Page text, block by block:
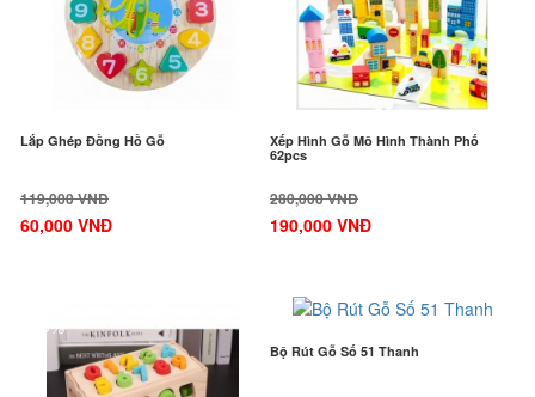
Lắp Ghép Đồng Hồ Gỗ
119,000 VNĐ
60,000 VNĐ
Xếp Hình Gỗ Mô Hình Thành Phố
62pcs
280,000 VNĐ
190,000 VNĐ
-30%
Bộ Rút Gỗ Số 51 Thanh